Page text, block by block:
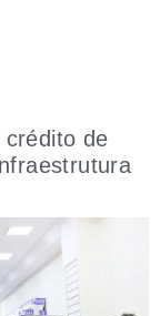
crédito de